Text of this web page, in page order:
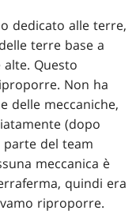
dedicato alle terre,
terre base a
Questo
Non ha
delle meccaniche,
(dopo
del team
meccanica è
quindi era
riproporre.